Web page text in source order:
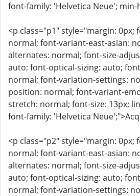
font-family: 'Helvetica Neue'; min-
<p class="p1" style="margin:
normal; font-variant-east-asian:
alternates: normal; font-size-
auto; font-optical-sizing: auto;
normal; font-variation-settings:
position: normal; font-variant-
stretch: normal; font-size: 13px;
font-family: 'Helvetica
<p class="p2" style="margin:
normal; font-variant-east-asian:
alternates: normal; font-size-
auto; font-optical-sizing: auto;
normal; font-variation-settings: